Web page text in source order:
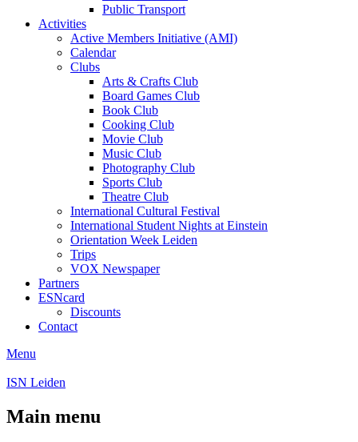
Public Transport
Activities
Active Members Initiative (AMI)
Calendar
Clubs
Arts & Crafts Club
Board Games Club
Book Club
Cooking Club
Movie Club
Music Club
Photography Club
Sports Club
Theatre Club
International Cultural Festival
International Student Nights at Einstein
Orientation Week Leiden
Trips
VOX Newspaper
Partners
ESNcard
Discounts
Contact
Menu
ISN Leiden
Main menu